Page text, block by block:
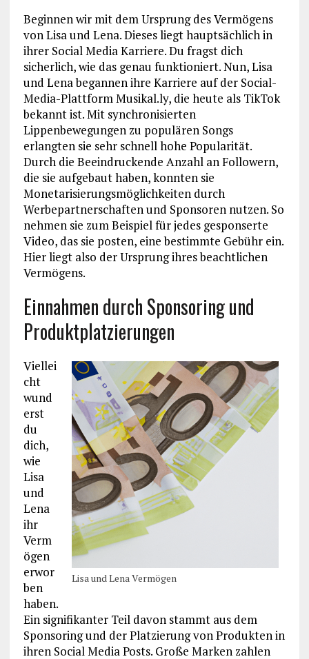
Beginnen wir mit dem Ursprung des Vermögens
von Lisa und Lena. Dieses liegt hauptsächlich in
ihrer Social Media Karriere. Du fragst dich
sicherlich, wie das genau funktioniert. Nun, Lisa
und Lena begannen ihre Karriere auf der Social-
Media-Plattform Musikal.ly, die heute als TikTok
bekannt ist. Mit synchronisierten
Lippenbewegungen zu populären Songs
erlangten sie sehr schnell hohe Popularität.
Durch die Beeindruckende Anzahl an Followern,
die sie aufgebaut haben, konnten sie
Monetarisierungsmöglichkeiten durch
Werbepartnerschaften und Sponsoren nutzen. So
nehmen sie zum Beispiel für jedes gesponserte
Video, das sie posten, eine bestimmte Gebühr ein.
Hier liegt also der Ursprung ihres beachtlichen
Vermögens.
Einnahmen durch Sponsoring und
Produktplatzierungen
Lisa und Lena Vermögen
Viellei
cht
wund
erst
du
dich,
wie
Lisa
und
Lena
ihr
Verm
ögen
erwor
ben
haben.
Ein signifikanter Teil davon stammt aus dem
Sponsoring und der Platzierung von Produkten in
ihren Social Media Posts. Große Marken zahlen